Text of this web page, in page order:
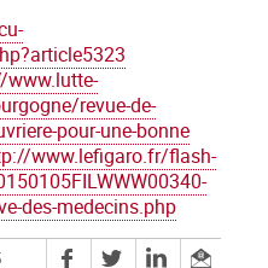
www.lutte-
revue-de-
pour-une-bonne
www.lefigaro.fr/flash-
des-medecins.php